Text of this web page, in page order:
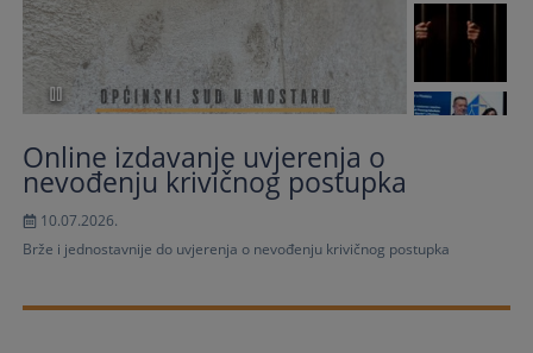
Online izdavanje uvjerenja o
nevođenju krivičnog postupka
10.07.2026.
Brže i jednostavnije do uvjerenja o nevođenju krivičnog postupka